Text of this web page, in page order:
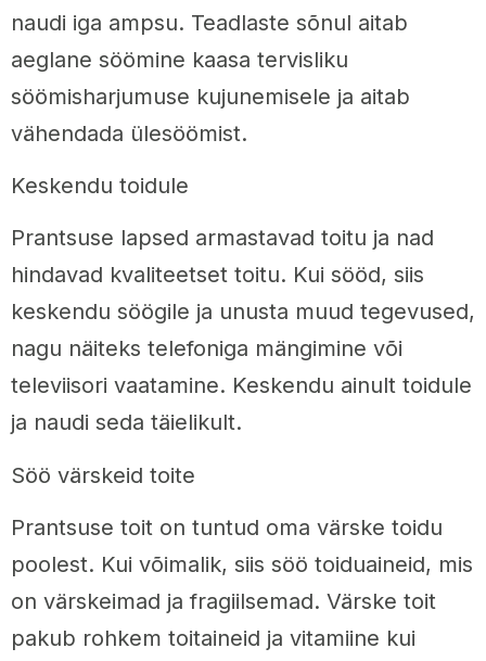
naudi iga ampsu. Teadlaste sõnul aitab
aeglane söömine kaasa tervisliku
söömisharjumuse kujunemisele ja aitab
vähendada ülesöömist.
Keskendu toidule
Prantsuse lapsed armastavad toitu ja nad
hindavad kvaliteetset toitu. Kui sööd, siis
keskendu söögile ja unusta muud tegevused,
nagu näiteks telefoniga mängimine või
televiisori vaatamine. Keskendu ainult toidule
ja naudi seda täielikult.
Söö värskeid toite
Prantsuse toit on tuntud oma värske toidu
poolest. Kui võimalik, siis söö toiduaineid, mis
on värskeimad ja fragiilsemad. Värske toit
pakub rohkem toitaineid ja vitamiine kui